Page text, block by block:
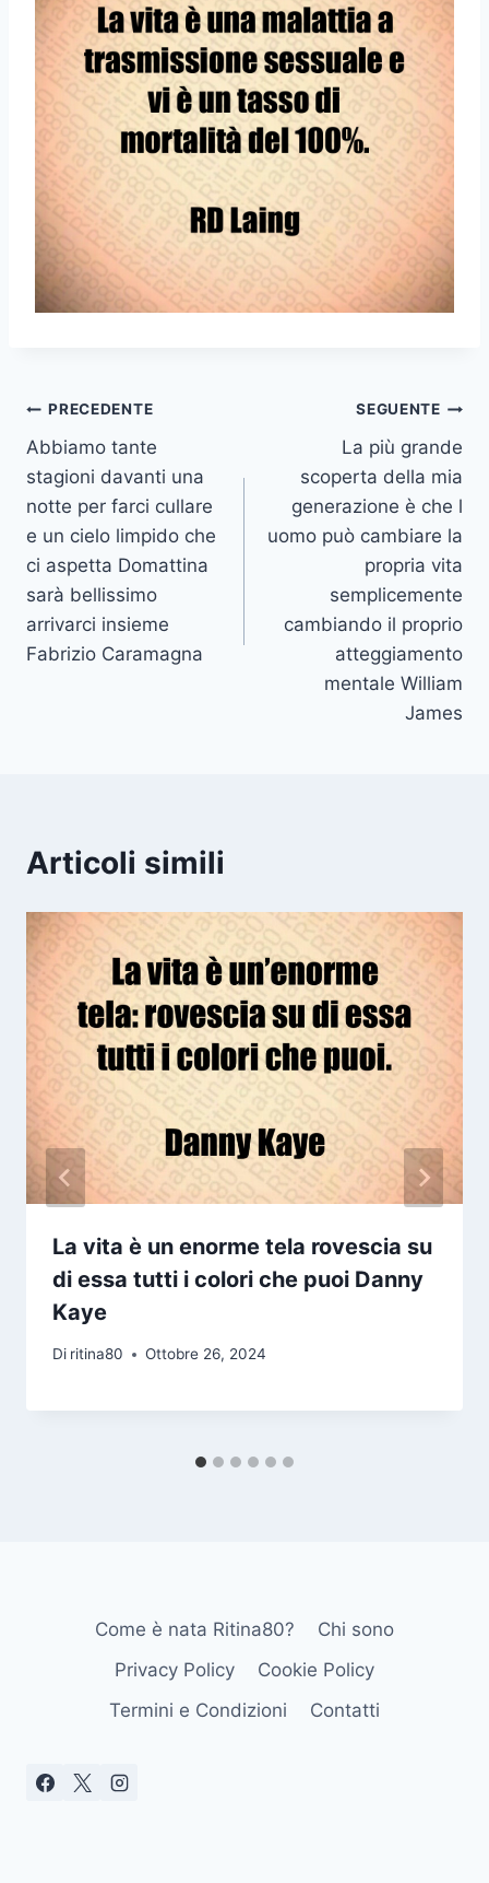
Navigazione
articoli
PRECEDENTE
Abbiamo tante
stagioni davanti una
notte per farci cullare
e un cielo limpido che
ci aspetta Domattina
sarà bellissimo
arrivarci insieme
Fabrizio Caramagna
SEGUENTE
La più grande
scoperta della mia
generazione è che l
uomo può cambiare la
propria vita
semplicemente
cambiando il proprio
atteggiamento
mentale William
James
Articoli simili
La vita è un enorme tela rovescia su
di essa tutti i colori che puoi Danny
Kaye
Di ritina80 Ottobre 26, 2024
Come è nata Ritina80?
Chi sono
Privacy Policy
Cookie Policy
Termini e Condizioni
Contatti